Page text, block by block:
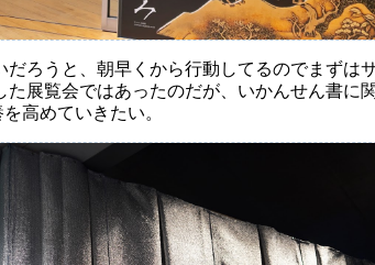
ろうと、朝早くから行動してるのでまずは
展覧会ではあったのだが、いかんせん書に
高めていきたい。